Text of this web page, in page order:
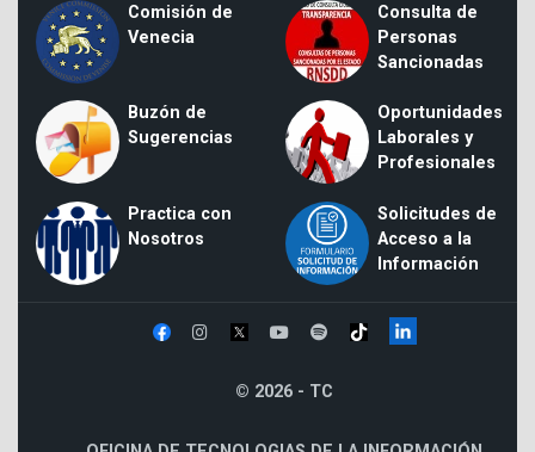
Comisión de
Venecia
Consulta de
Personas
Sancionadas
Buzón de
Sugerencias
Oportunidades
Laborales y
Profesionales
Practica con
Nosotros
Solicitudes de
Acceso a la
Información
© 2026 - TC